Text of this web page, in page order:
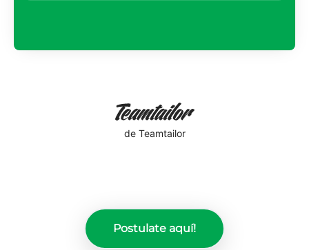
Postulate aquí!
de Teamtailor